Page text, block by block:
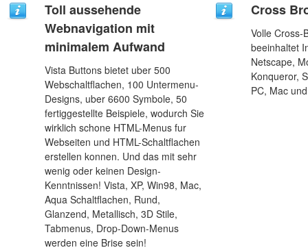
Toll aussehende
Webnavigation mit
minimalem Aufwand
Vista Buttons bietet uber 500
Webschaltflachen, 100 Untermenu-
Designs, uber 6600 Symbole, 50
fertiggestellte Beispiele, wodurch Sie
wirklich schone HTML-Menus fur
Webseiten und HTML-Schaltflachen
erstellen konnen. Und das mit sehr
wenig oder keinen Design-
Kenntnissen! Vista, XP, Win98, Mac,
Aqua Schaltflachen, Rund,
Glanzend, Metallisch, 3D Stile,
Tabmenus, Drop-Down-Menus
werden eine Brise sein!
Cross
Volle Cross-
beeinhaltet
Netscape,
Konqueror,
PC, Mac